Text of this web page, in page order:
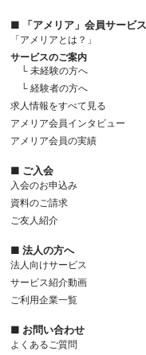
■ 「アメリア」会員サービス
「アメリアとは？」
サービスのご案内
└ 未経験の方へ
└ 経験者の方へ
求人情報をすべて見る
アメリア会員インタビュー
アメリア会員の実績
■ ご入会
入会のお申込み
資料のご請求
ご友人紹介
■ 法人の方へ
法人向けサービス
サービス紹介動画
ご利用企業一覧
■ お問い合わせ
よくあるご質問